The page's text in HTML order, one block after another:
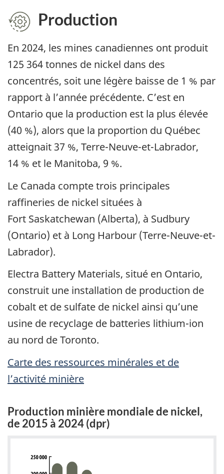
Production
En 2024, les mines canadiennes ont produit
125 364 tonnes de nickel dans des
concentrés, soit une légère baisse de 1 % par
rapport à l’année précédente. C’est en
Ontario que la production est la plus élevée
(40 %), alors que la proportion du Québec
atteignait 37 %, Terre-Neuve-et-Labrador,
14 % et le Manitoba, 9 %.
Le Canada compte trois principales
raffineries de nickel situées à
Fort Saskatchewan (Alberta), à Sudbury
(Ontario) et à Long Harbour (Terre-Neuve-et-
Labrador).
Electra Battery Materials, situé en Ontario,
construit une installation de production de
cobalt et de sulfate de nickel ainsi qu’une
usine de recyclage de batteries lithium-ion
au nord de Toronto.
Carte des ressources minérales et de
l’activité minière
Production minière mondiale de nickel,
de 2015 à 2024 (dpr)